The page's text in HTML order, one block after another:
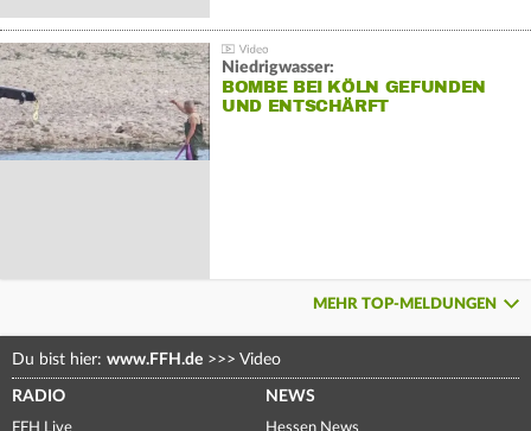
Niedrigwasser:
BOMBE BEI KÖLN GEFUNDEN
UND ENTSCHÄRFT
MEHR TOP-MELDUNGEN
Du bist hier: www.FFH.de >>> Video
RADIO
FFH Live
NEWS
Hessen News